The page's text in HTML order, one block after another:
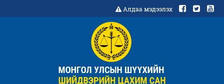
Алдаа мэдээлэх